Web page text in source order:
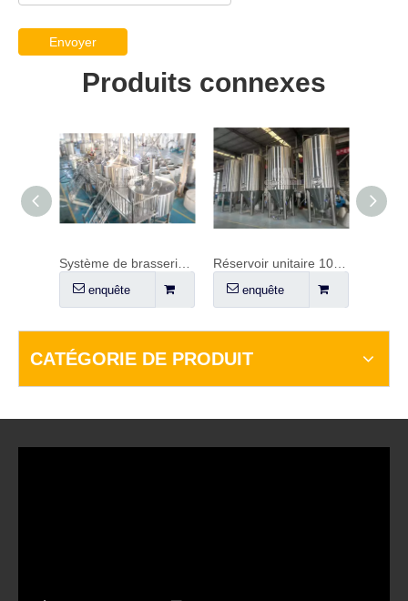
Envoyer
Produits connexes
enquête enquête
CATÉGORIE DE PRODUIT